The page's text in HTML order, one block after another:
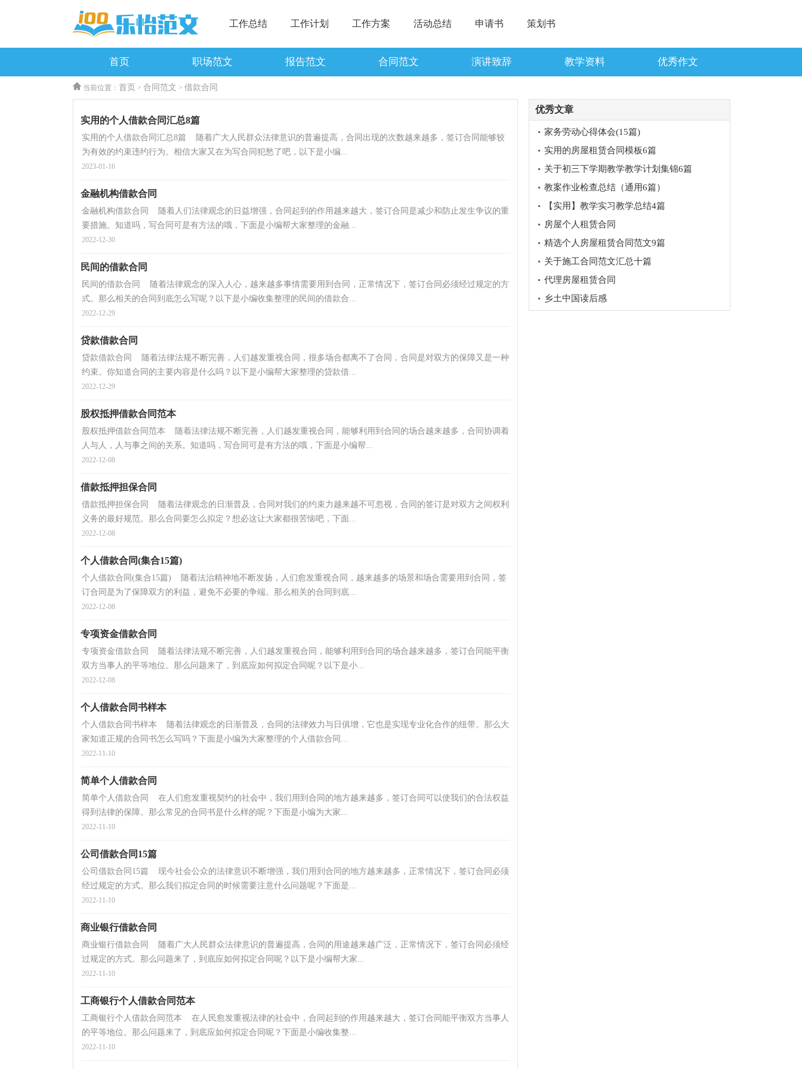
工作总结 工作计划 工作方案 活动总结 申请书 策划书
首页 职场范文 报告范文 合同范文 演讲致辞 教学资料 优秀作文
当前位置： 首页 > 合同范文 > 借款合同
实用的个人借款合同汇总8篇
实用的个人借款合同汇总8篇 随着广大人民群众法律意识的普遍提高，合同出现的次数越来越多，签订合同能够较
为有效的约束违约行为。相信大家又在为写合同犯愁了吧，以下是小编...
2023-01-16
金融机构借款合同
金融机构借款合同 随着人们法律观念的日益增强，合同起到的作用越来越大，签订合同是减少和防止发生争议的重
要措施。知道吗，写合同可是有方法的哦，下面是小编帮大家整理的金融...
2022-12-30
民间的借款合同
民间的借款合同 随着法律观念的深入人心，越来越多事情需要用到合同，正常情况下，签订合同必须经过规定的方
式。那么相关的合同到底怎么写呢？以下是小编收集整理的民间的借款合...
2022-12-29
贷款借款合同
贷款借款合同 随着法律法规不断完善，人们越发重视合同，很多场合都离不了合同，合同是对双方的保障又是一种
约束。你知道合同的主要内容是什么吗？以下是小编帮大家整理的贷款借...
2022-12-29
股权抵押借款合同范本
股权抵押借款合同范本 随着法律法规不断完善，人们越发重视合同，能够利用到合同的场合越来越多，合同协调着
人与人，人与事之间的关系。知道吗，写合同可是有方法的哦，下面是小编帮...
2022-12-08
借款抵押担保合同
借款抵押担保合同 随着法律观念的日渐普及，合同对我们的约束力越来越不可忽视，合同的签订是对双方之间权利
义务的最好规范。那么合同要怎么拟定？想必这让大家都很苦恼吧，下面...
2022-12-08
个人借款合同(集合15篇)
个人借款合同(集合15篇) 随着法治精神地不断发扬，人们愈发重视合同，越来越多的场景和场合需要用到合同，签
订合同是为了保障双方的利益，避免不必要的争端。那么相关的合同到底...
2022-12-08
专项资金借款合同
专项资金借款合同 随着法律法规不断完善，人们越发重视合同，能够利用到合同的场合越来越多，签订合同能平衡
双方当事人的平等地位。那么问题来了，到底应如何拟定合同呢？以下是小...
2022-12-08
个人借款合同书样本
个人借款合同书样本 随着法律观念的日渐普及，合同的法律效力与日俱增，它也是实现专业化合作的纽带。那么大
家知道正规的合同书怎么写吗？下面是小编为大家整理的个人借款合同...
2022-11-10
简单个人借款合同
简单个人借款合同 在人们愈发重视契约的社会中，我们用到合同的地方越来越多，签订合同可以使我们的合法权益
得到法律的保障。那么常见的合同书是什么样的呢？下面是小编为大家...
2022-11-10
公司借款合同15篇
公司借款合同15篇 现今社会公众的法律意识不断增强，我们用到合同的地方越来越多，正常情况下，签订合同必须
经过规定的方式。那么我们拟定合同的时候需要注意什么问题呢？下面是...
2022-11-10
商业银行借款合同
商业银行借款合同 随着广大人民群众法律意识的普遍提高，合同的用途越来越广泛，正常情况下，签订合同必须经
过规定的方式。那么问题来了，到底应如何拟定合同呢？以下是小编帮大家...
2022-11-10
工商银行个人借款合同范本
工商银行个人借款合同范本 在人民愈发重视法律的社会中，合同起到的作用越来越大，签订合同能平衡双方当事人
的平等地位。那么问题来了，到底应如何拟定合同呢？下面是小编收集整...
2022-11-10
优秀文章
家务劳动心得体会(15篇)
实用的房屋租赁合同模板6篇
关于初三下学期教学教学计划集锦6篇
教案作业检查总结（通用6篇）
【实用】教学实习教学总结4篇
房屋个人租赁合同
精选个人房屋租赁合同范文9篇
关于施工合同范文汇总十篇
代理房屋租赁合同
乡土中国读后感